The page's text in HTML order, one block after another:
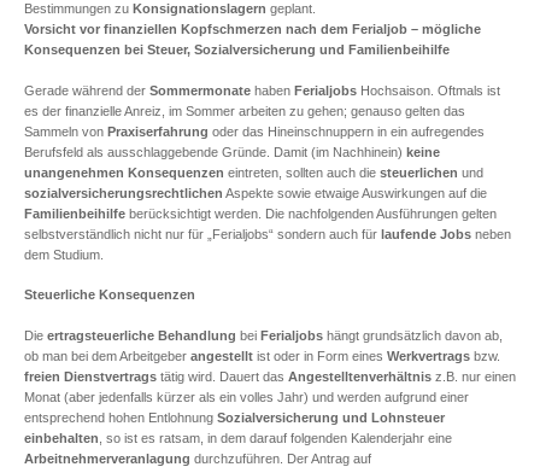
Bestimmungen zu Konsignationslagern geplant.
Vorsicht vor finanziellen Kopfschmerzen nach dem Ferialjob – mögliche
Konsequenzen bei Steuer, Sozialversicherung und Familienbeihilfe
Gerade während der Sommermonate haben Ferialjobs Hochsaison. Oftmals ist
es der finanzielle Anreiz, im Sommer arbeiten zu gehen; genauso gelten das
Sammeln von Praxiserfahrung oder das Hineinschnuppern in ein aufregendes
Berufsfeld als ausschlaggebende Gründe. Damit (im Nachhinein) keine
unangenehmen Konsequenzen eintreten, sollten auch die steuerlichen und
sozialversicherungsrechtlichen Aspekte sowie etwaige Auswirkungen auf die
Familienbeihilfe berücksichtigt werden. Die nachfolgenden Ausführungen gelten
selbstverständlich nicht nur für „Ferialjobs“ sondern auch für laufende Jobs neben
dem Studium.
Steuerliche Konsequenzen
Die ertragsteuerliche Behandlung bei Ferialjobs hängt grundsätzlich davon ab,
ob man bei dem Arbeitgeber angestellt ist oder in Form eines Werkvertrags bzw.
freien Dienstvertrags tätig wird. Dauert das Angestelltenverhältnis z.B. nur einen
Monat (aber jedenfalls kürzer als ein volles Jahr) und werden aufgrund einer
entsprechend hohen Entlohnung Sozialversicherung und Lohnsteuer
einbehalten , so ist es ratsam, in dem darauf folgenden Kalenderjahr eine
Arbeitnehmerveranlagung durchzuführen. Der Antrag auf